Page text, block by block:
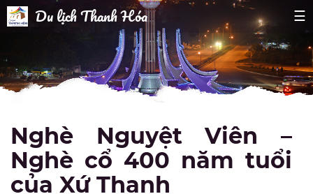
☰
Du lịch Thanh Hóa
Nghè Nguyệt Viên –
Nghè cổ 400 năm tuổi
của Xứ Thanh